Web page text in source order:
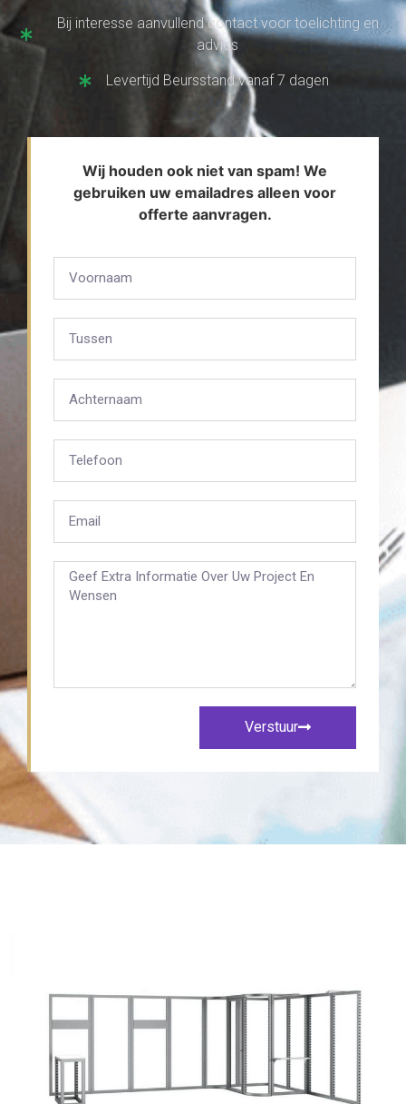
Bij interesse aanvullend contact voor toelichting en
advies
Levertijd Beursstand vanaf 7 dagen
Wij houden ook niet van spam! We
gebruiken uw emailadres alleen voor
offerte aanvragen.
Verstuur